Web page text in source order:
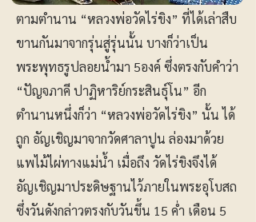
ตามตำนาน “หลวงพ่อวัดไร่ขิง” ที่ได้เล่าสืบ
ขานกันมาจากรุ่นสู่รุ่นนั้น บางก็ว่าเป็น
พระพุทธรูปลอยน้ำมา 5องค์ ซึ่งตรงกับคำว่า
“ปัญจภาคี ปาฏิหาริย์กระสินธุ์โน” อีก
ตำนานหนึ่งก็ว่า “หลวงพ่อวัดไร่ขิง” นั้น ได้
ถูก อัญเชิญมาจากวัดศาลาปูน ล่องมาด้วย
แพไม้ไผ่ทางแม่น้ำ เมื่อถึง วัดไร่ขิงจึงได้
อัญเชิญมาประดิษฐานไว้ภายในพระอุโบสถ
ซึ่งวันดังกล่าวตรงกับวันขึ้น 15 ค่ำ เดือน 5